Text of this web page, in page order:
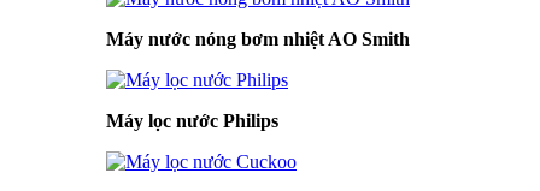
Máy nước nóng bơm nhiệt AO Smith
Máy lọc nước Philips